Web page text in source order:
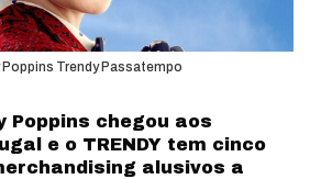
Poppins Trendy Passatempo
Poppins chegou aos
e o TRENDY tem cinco
alusivos a